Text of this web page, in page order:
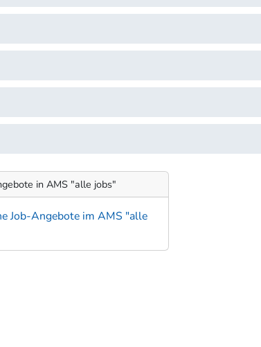
in AMS "alle jobs"
Job-Angebote im AMS "alle